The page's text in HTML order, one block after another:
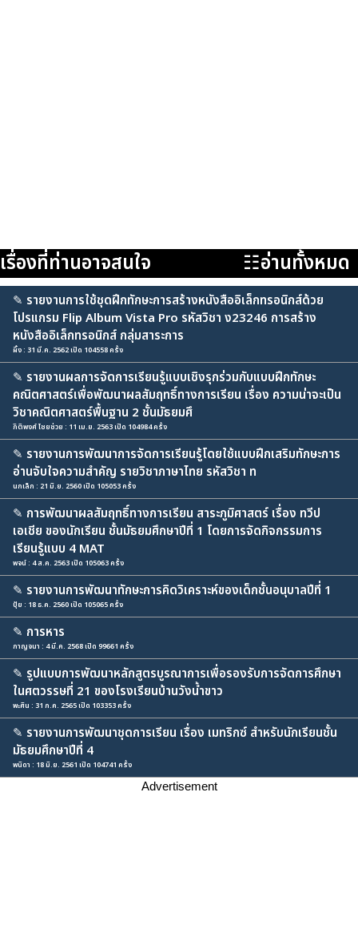
เรื่องที่ท่านอาจสนใจ ☷อ่านทั้งหมด
✎ รายงานการใช้ชุดฝึกทักษะการสร้างหนังสืออิเล็กทรอนิกส์ด้วย
โปรแกรม Flip Album Vista Pro รหัสวิชา ง23246 การสร้าง
หนังสืออิเล็กทรอนิกส์ กลุ่มสาระการ
ผึ้ง : 31 มี.ค. 2562 เปิด 104558 ครั้ง
✎ รายงานผลการจัดการเรียนรู้แบบเชิงรุกร่วมกับแบบฝึกทักษะ
คณิตศาสตร์เพื่อพัฒนาผลสัมฤทธิ์ทางการเรียน เรื่อง ความน่าจะเป็น
วิชาคณิตศาสตร์พื้นฐาน 2 ชั้นมัธยมศึ
กิติพงศ์ ไชยช่วย : 11 เม.ย. 2563 เปิด 104984 ครั้ง
✎ รายงานการพัฒนาการจัดการเรียนรู้โดยใช้แบบฝึกเสริมทักษะการ
อ่านจับใจความสำคัญ รายวิชาภาษาไทย รหัสวิชา ท
นกเล็ก : 21 มิ.ย. 2560 เปิด 105053 ครั้ง
✎ การพัฒนาผลสัมฤทธิ์ทางการเรียน สาระภูมิศาสตร์ เรื่อง ทวีป
เอเชีย ของนักเรียน ชั้นมัธยมศึกษาปีที่ 1 โดยการจัดกิจกรรมการ
เรียนรู้แบบ 4 MAT
พจน์ : 4 ส.ค. 2563 เปิด 105063 ครั้ง
✎ รายงานการพัฒนาทักษะการคิดวิเคราะห์ของเด็กชั้นอนุบาลปีที่ 1
ปุ้ย : 18 ธ.ค. 2560 เปิด 105065 ครั้ง
✎ การหาร
กาญจนา : 4 มี.ค. 2568 เปิด 99661 ครั้ง
✎ รูปแบบการพัฒนาหลักสูตรบูรณาการเพื่อรองรับการจัดการศึกษา
ในศตวรรษที่ 21 ของโรงเรียนบ้านวังน้ำขาว
พะศิน : 31 ก.ค. 2565 เปิด 103353 ครั้ง
✎ รายงานการพัฒนาชุดการเรียน เรื่อง เมทริกซ์ สำหรับนักเรียนชั้น
มัธยมศึกษาปีที่ 4
พนิดา : 18 มิ.ย. 2561 เปิด 104741 ครั้ง
Advertisement